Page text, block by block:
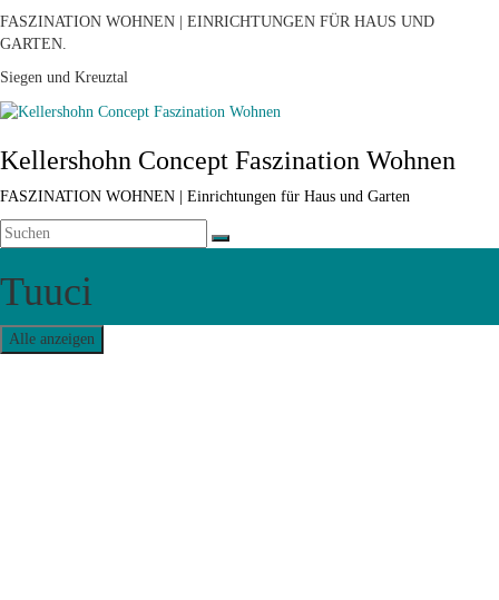
FASZINATION WOHNEN | EINRICHTUNGEN FÜR HAUS UND
GARTEN.
Siegen und Kreuztal
Kellershohn Concept Faszination Wohnen
FASZINATION WOHNEN | Einrichtungen für Haus und Garten
Tuuci
Alle anzeigen